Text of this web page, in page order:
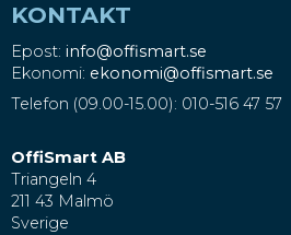
KONTAKT
Epost: info@offismart.se
Ekonomi: ekonomi@offismart.se
Telefon (09.00-15.00): 010-516 47 57
OffiSmart AB
Triangeln 4
211 43 Malmö
Sverige